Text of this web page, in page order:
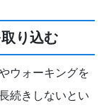
り込む
ウォーキングを
続きしないとい